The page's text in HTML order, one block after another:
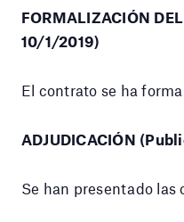
FORMALIZACIÓN
10/1/2019)
El contrato se ha
ADJUDICACIÓN
Se han presentado las